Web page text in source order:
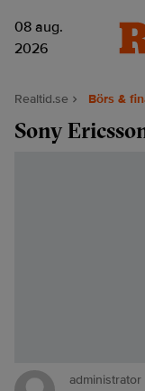
08 aug.
2026
Realtid.se Börs &
Sony
administrator